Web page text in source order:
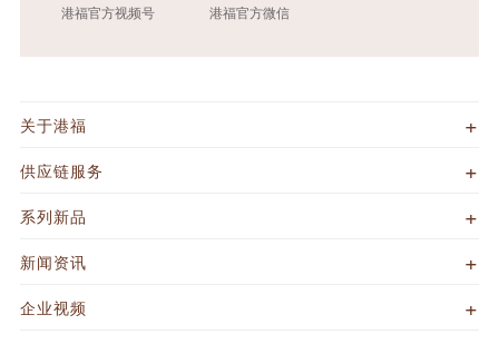
港福官方视频号 港福官方微信
关于港福
供应链服务
系列新品
新闻资讯
企业视频